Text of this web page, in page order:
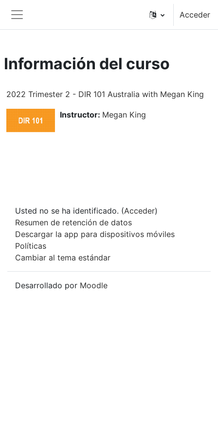
Panel lateral
Acceder
Información del curso
2022 Trimester 2 - DIR 101 Australia with Megan King
Instructor: Megan King
Usted no se ha identificado. (Acceder)
Resumen de retención de datos
Descargar la app para dispositivos móviles
Políticas
Cambiar al tema estándar
Desarrollado por Moodle